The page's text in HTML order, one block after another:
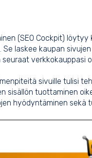
(SEO Cockpit) löytyy
Se laskee kaupan
verkkokauppasi
sivuille tulisi
sisällön tuottaminen
hyödyntäminen sekä